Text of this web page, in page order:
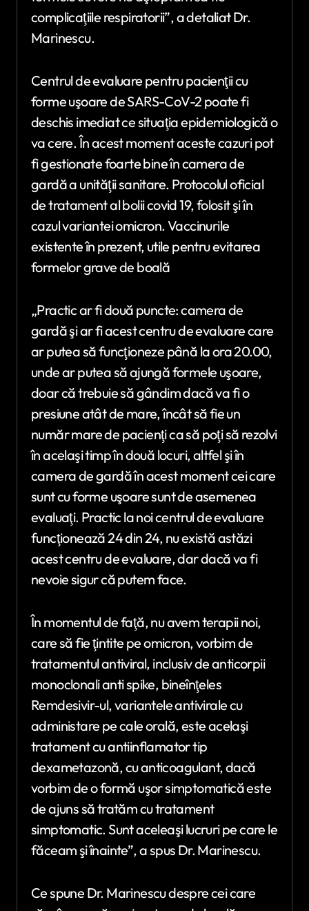
complicaţiile respiratorii”, a detaliat Dr.
Marinescu.
Centrul de evaluare pentru pacienţii cu
forme uşoare de SARS-CoV-2 poate fi
deschis imediat ce situaţia epidemiologică o
va cere. În acest moment aceste cazuri pot
fi gestionate foarte bine în camera de
gardă a unităţii sanitare. Protocolul oficial
de tratament al bolii covid 19, folosit şi în
cazul variantei omicron. Vaccinurile
existente în prezent, utile pentru evitarea
formelor grave de boală
„Practic ar fi două puncte: camera de
gardă şi ar fi acest centru de evaluare care
ar putea să funcţioneze până la ora 20.00,
unde ar putea să ajungă formele uşoare,
doar că trebuie să gândim dacă va fi o
presiune atât de mare, încât să fie un
număr mare de pacienţi ca să poţi să rezolvi
în acelaşi timp în două locuri, altfel şi în
camera de gardă în acest moment cei care
sunt cu forme uşoare sunt de asemenea
evaluaţi. Practic la noi centrul de evaluare
funcţionează 24 din 24, nu există astăzi
acest centru de evaluare, dar dacă va fi
nevoie sigur că putem face.
În momentul de faţă, nu avem terapii noi,
care să fie ţintite pe omicron, vorbim de
tratamentul antiviral, inclusiv de anticorpii
monoclonali anti spike, bineînţeles
Remdesivir-ul, variantele antivirale cu
administare pe cale orală, este acelaşi
tratament cu antiinflamator tip
dexametazonă, cu anticoagulant, dacă
vorbim de o formă uşor simptomatică este
de ajuns să tratăm cu tratament
simptomatic. Sunt aceleaşi lucruri pe care le
făceam şi înainte”, a spus Dr. Marinescu.
Ce spune Dr. Marinescu despre cei care